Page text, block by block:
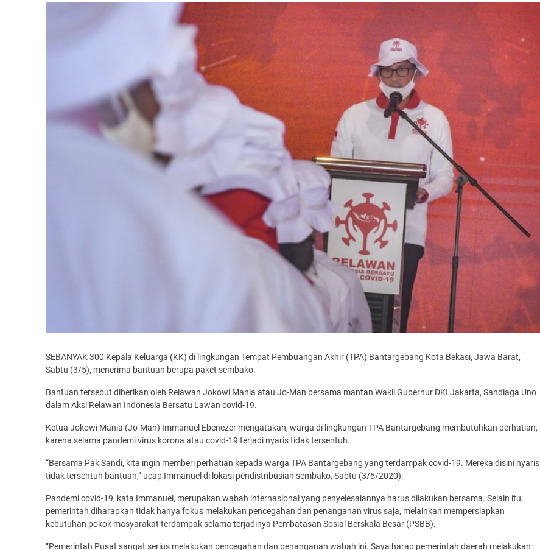
SEBANYAK 300 Kepala Keluarga (KK) di lingkungan Tempat Pembuangan Akhir (TPA) Bantargebang Kota Bekasi, Jawa Barat,
Sabtu (3/5), menerima bantuan berupa paket sembako.
Bantuan tersebut diberikan oleh Relawan Jokowi Mania atau Jo-Man bersama mantan Wakil Gubernur DKI Jakarta, Sandiaga Uno
dalam Aksi Relawan Indonesia Bersatu Lawan covid-19.
Ketua Jokowi Mania (Jo-Man) Immanuel Ebenezer mengatakan, warga di lingkungan TPA Bantargebang membutuhkan perhatian,
karena selama pandemi virus korona atau covid-19 terjadi nyaris tidak tersentuh.
“Bersama Pak Sandi, kita ingin memberi perhatian kepada warga TPA Bantargebang yang terdampak covid-19. Mereka disini nyaris
tidak tersentuh bantuan,” ucap Immanuel di lokasi pendistribusian sembako, Sabtu (3/5/2020).
Pandemi covid-19, kata Immanuel, merupakan wabah internasional yang penyelesaiannya harus dilakukan bersama. Selain itu,
pemerintah diharapkan tidak hanya fokus melakukan pencegahan dan penanganan virus saja, melainkan mempersiapkan
kebutuhan pokok masyarakat terdampak selama terjadinya Pembatasan Sosial Berskala Besar (PSBB).
“Pemerintah Pusat sangat serius melakukan pencegahan dan penanganan wabah ini. Saya harap pemerintah daerah melakukan